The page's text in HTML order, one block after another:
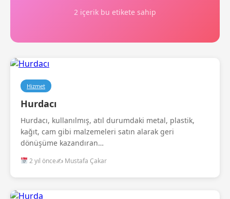
2 içerik bu etikete sahip
Hizmet
Hurdacı
Hurdacı, kullanılmış, atıl durumdaki metal, plastik,
kağıt, cam gibi malzemeleri satın alarak geri
dönüşüme kazandıran…
2 yıl önce✍️ Mustafa Çakar